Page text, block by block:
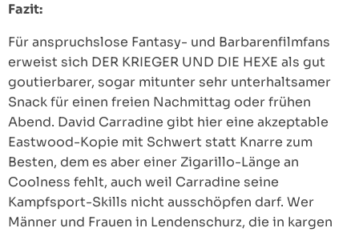
Fazit:
Für anspruchslose Fantasy- und Barbarenfilmfans
erweist sich DER KRIEGER UND DIE HEXE als gut
goutierbarer, sogar mitunter sehr unterhaltsamer
Snack für einen freien Nachmittag oder frühen
Abend. David Carradine gibt hier eine akzeptable
Eastwood-Kopie mit Schwert statt Knarre zum
Besten, dem es aber einer Zigarillo-Länge an
Coolness fehlt, auch weil Carradine seine
Kampfsport-Skills nicht ausschöpfen darf. Wer
Männer und Frauen in Lendenschurz, die in kargen